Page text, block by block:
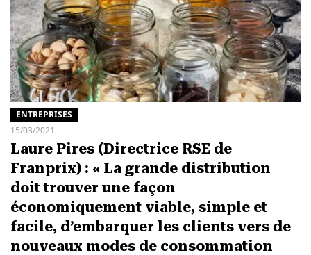
ENTREPRISES
15/03/2021
Laure Pires (Directrice RSE de
Franprix) : « La grande distribution
doit trouver une façon
économiquement viable, simple et
facile, d’embarquer les clients vers de
nouveaux modes de consommation